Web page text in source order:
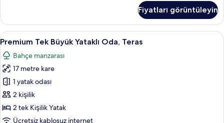
fotoğrafları
görün
Kişilik
Oda,
Balkon,
Manzaralı
hakkında
daha
fazla
detay
Fiyatları görüntüleyin
Premium
Tek
Büyük
Yataklı
Oda,
Teras
için
tüm
Premium Tek Büyük Yataklı Oda,
5
Premium Tek Büyük Yataklı Oda, Teras
Bahçe manzarası
17 metre kare
1 yatak odası
2 kişilik
2 tek Kişilik Yatak
Ücretsiz kablosuz internet